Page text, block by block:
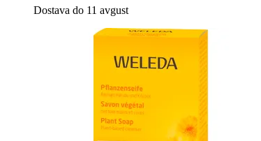
Dostava do 11 avgust